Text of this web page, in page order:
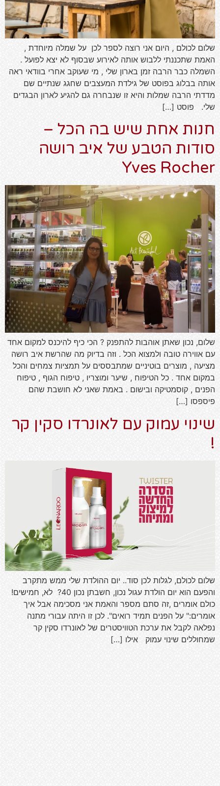
שלום לכולם , היום אני רוצה לספר לכן על שמלה מיוחדת ,
האמת שתכננתי ללבוש אותה לאירוע שבסוף לא יצא לפועל .
השמלה כבר הרבה זמן בארון שלי , מי שעוקב אחרי בוודאי ראה
אותה בבלוג בפוסט של גילדת המעצבים שחגג שנתיים שם
מדדתי הרבה שמלות והיא זו שנבחרה גם להגיע לארון הבגדים
שלי. פוסט […]
חנות אחת שיש בה הכל –
סודות הטבע של איב רושה
Yves Rocher
שלום, נכון שאתן אוהבות להתפנק ? הכי כיף להיכנס למקום אחד
עם אווירה טובה ולמצוא הכל . וזה בדיוק מה שהרשת איב רושה
מציעה , מוצרים בוטיניים שמתבססים על תמציות צמחים והכל
במקום אחד . כל הטיפוח , שיער ומוצריו , טיפוח הגוף , טיפוח
הפנים , קוסמטיקה ובישום . באמת שאני לא חושבת שהם
פיספסו […]
שינוי עמוק עם לאונרדו סקין קר
!
שלום לכולם, לגלות לכן סוד.. יום ההולדת שלי ממש מתקרב
והפעם הוא יום הולדת עגול נכון, חשבתן נכון 40? לא, חמישים!
כולם אומרים ,זה סתם מספר והאמת אני מסכימה אבל איך
אומרים:" על הפנים תמיד רואים". לכן זו היתה עבורי מתנה
נפלאה לקבל את ערכת הטוויסטרים של לאונרדו סקין קר
שמחוללים שינוי עמוק אילו […]